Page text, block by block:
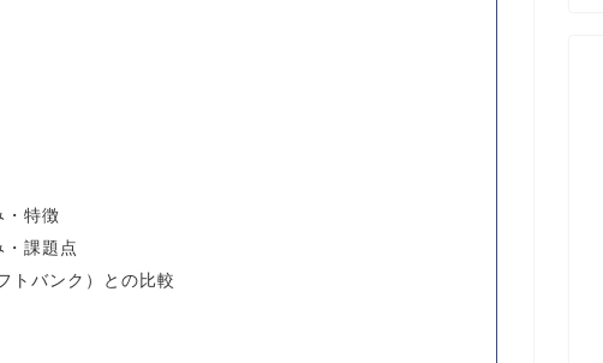
・特徴
・課題点
トバンク）との比較